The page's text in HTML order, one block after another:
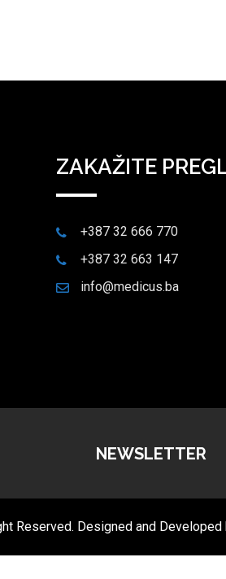
ZAKAŽITE
+387 32 666 770
+387 32 663 147
info@medicus.ba
NEWSLETTER
Reserved. Designed and